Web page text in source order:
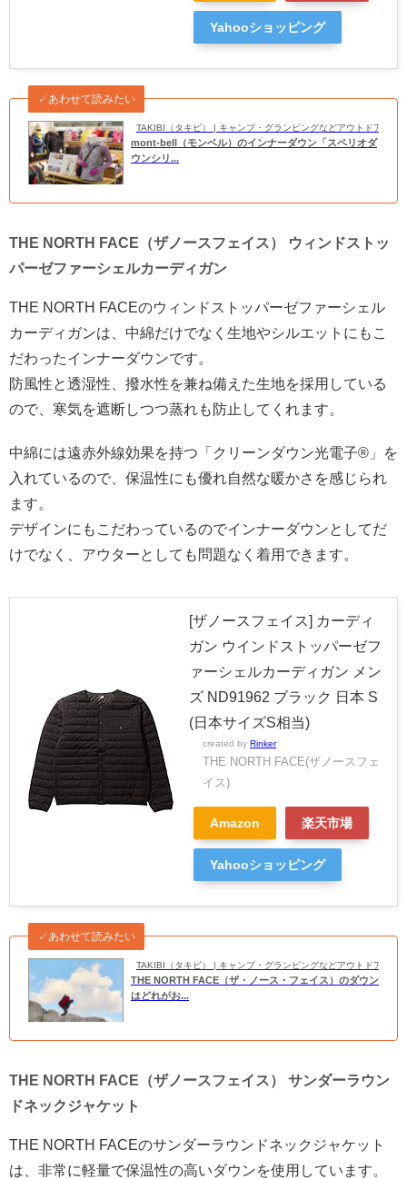
Yahooショッピング
TAKIBI（タキビ） | キャンプ・グランピングなどアウトドアの総
✓あわせて読みたい
mont-bell（モンベル）のインナーダウン「スペリオダ
ウンシリ...
THE NORTH FACE（ザノースフェイス） ウィンドストッ
パーゼファーシェルカーディガン
THE NORTH FACEのウィンドストッパーゼファーシェル
カーディガンは、中綿だけでなく生地やシルエットにもこ
だわったインナーダウンです。
防風性と透湿性、撥水性を兼ね備えた生地を採用している
ので、寒気を遮断しつつ蒸れも防止してくれます。
中綿には遠赤外線効果を持つ「クリーンダウン光電子®」を
入れているので、保温性にも優れ自然な暖かさを感じられ
ます。
デザインにもこだわっているのでインナーダウンとしてだ
けでなく、アウターとしても問題なく着用できます。
[ザノースフェイス] カーディ
ガン ウインドストッパーゼフ
ァーシェルカーディガン メン
ズ ND91962 ブラック 日本 S
(日本サイズS相当)
created by Rinker
THE NORTH FACE(ザノースフェ
イス)
Amazon 楽天市場
Yahooショッピング
TAKIBI（タキビ） | キャンプ・グランピングなどアウトドアの総
✓あわせて読みたい
THE NORTH FACE（ザ・ノース・フェイス）のダウン
はどれがお...
THE NORTH FACE（ザノースフェイス） サンダーラウン
ドネックジャケット
THE NORTH FACEのサンダーラウンドネックジャケット
は、非常に軽量で保温性の高いダウンを使用しています。